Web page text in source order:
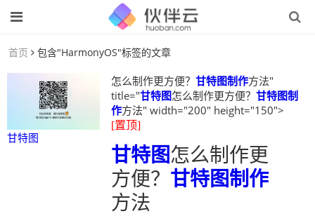
首页 包含"HarmonyOS"标签的文章
甘特图
怎么制作更方便？ 甘特图制作方法"
title="甘特图怎么制作更方便？ 甘特图制
作方法" width="200" height="150">
[置顶]
甘特图怎么制作更
方便？ 甘特图制作
方法